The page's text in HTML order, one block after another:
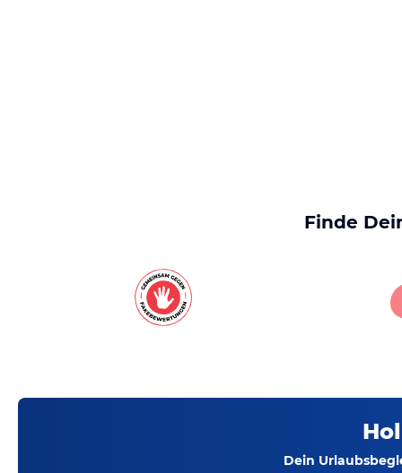
Finde
Dein